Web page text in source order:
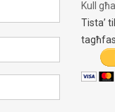
Kull
Tista’